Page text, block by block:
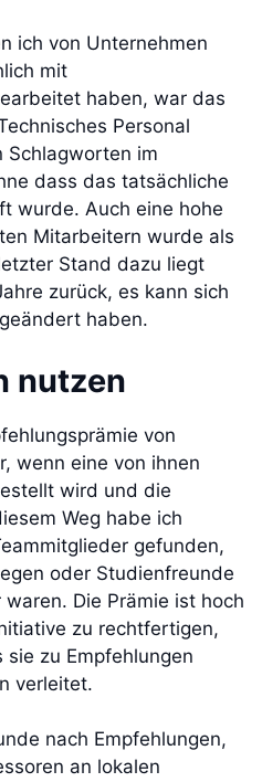
ich von Unternehmen
mit
haben, war das
Personal
Schlagworten im
dass das tatsächliche
wurde. Auch eine hohe
Mitarbeitern wurde als
Stand dazu liegt
zurück, es kann sich
haben.
nutzen
von
wenn eine von ihnen
wird und die
Weg habe ich
gefunden,
oder Studienfreunde
Die Prämie ist hoch
zu rechtfertigen,
zu Empfehlungen
verleitet.
nach Empfehlungen,
an lokalen